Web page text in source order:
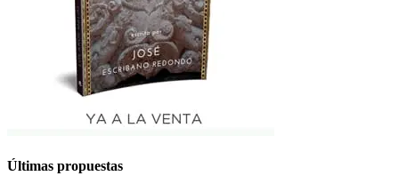
Últimas propuestas